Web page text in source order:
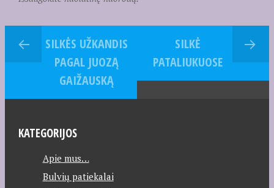
SILKĖS UŽKANDIS
PAGAL JUOZĄ
GAIŽAUSKĄ
SILKĖ
PATALIUKUOSE
KATEGORIJOS
Apie mus…
Bulvių patiekalai